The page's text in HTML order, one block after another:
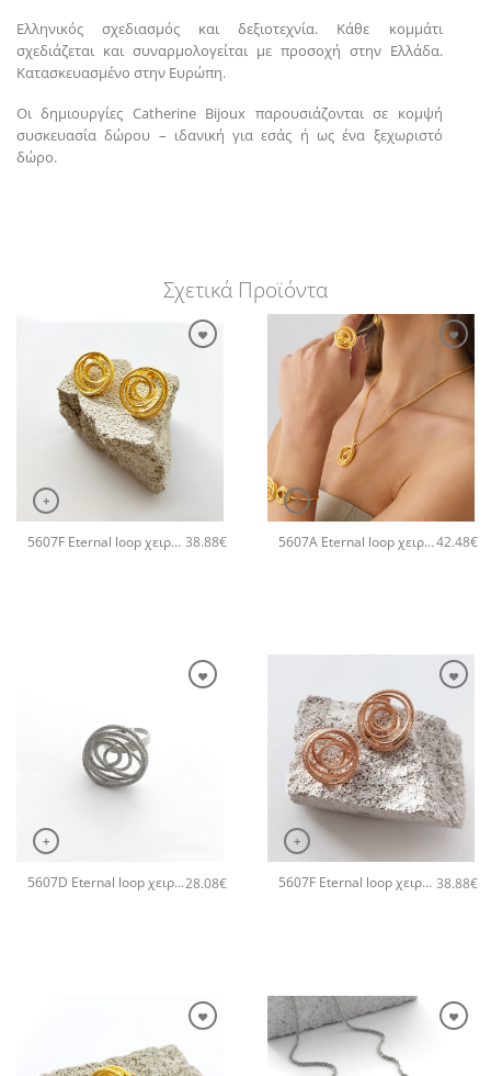
Ελληνικός σχεδιασμός και δεξιοτεχνία. Κάθε κομμάτι
σχεδιάζεται και συναρμολογείται με προσοχή στην Ελλάδα.
Κατασκευασμένο στην Ευρώπη.
Οι δημιουργίες Catherine Bijoux παρουσιάζονται σε κομψή
συσκευασία δώρου – ιδανική για εσάς ή ως ένα ξεχωριστό
δώρο.
Σχετικά Προϊόντα
+
5607F Eternal loop χειροποίητα σκουλαρίκια Catherine bijoux Χρυσό 38.88€
+
5607A Eternal loop χειροποίητο κολιέ Catherine bijoux Χρυσό42.48€
+
5607D Eternal loop χειροποίητο δαχτυλιδι Catherine bijoux Ασημί28.08€
+
5607F Eternal loop χειροποίητα σκουλαρίκια Catherine bijoux Ροζ χρυσό 38.88€